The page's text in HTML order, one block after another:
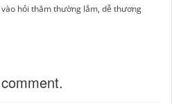
vào hỏi thăm thường lắm, dễ thương